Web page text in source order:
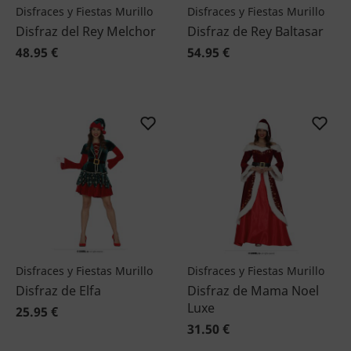
Disfraces y Fiestas Murillo
Disfraz del Rey Melchor
48.95 €
Disfraces y Fiestas Murillo
Disfraz de Rey Baltasar
54.95 €
Disfraces y Fiestas Murillo
Disfraz de Elfa
25.95 €
Disfraces y Fiestas Murillo
Disfraz de Mama Noel
Luxe
31.50 €